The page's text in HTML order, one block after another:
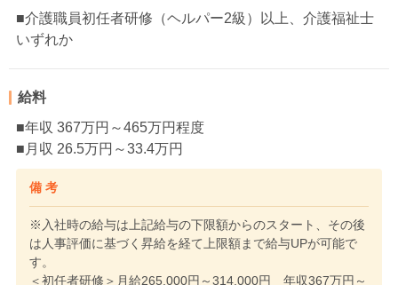
■介護職員初任者研修（ヘルパー2級）以上、介護福祉士
いずれか
給料
■年収 367万円～465万円程度
■月収 26.5万円～33.4万円
備 考
※入社時の給与は上記給与の下限額からのスタート、その後
は人事評価に基づく昇給を経て上限額まで給与UPが可能で
す。
＜初任者研修＞月給265,000円～314,000円 年収367万円～